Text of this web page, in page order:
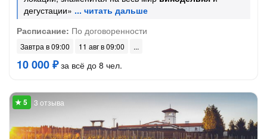
дегустации»
Расписание: По договоренности
Завтра в 09:00 11 авг в 09:00
10 000 ₽за всё до 8 чел.
3 отзыва